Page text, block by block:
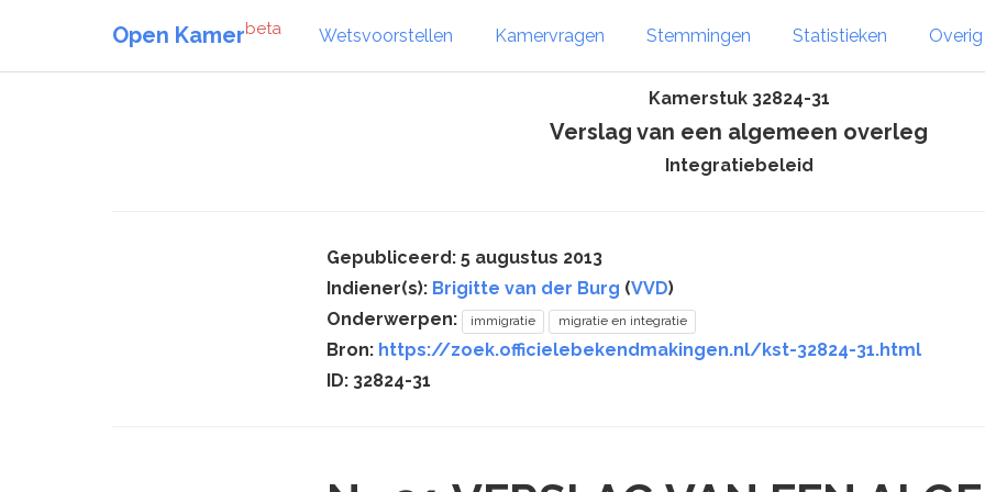
Open Kamerbeta Wetsvoorstellen Kamervragen Stemmingen Statistieken
Kamerstuk 32824-31
Verslag van een algemeen overleg
Integratiebeleid
Gepubliceerd: 5 augustus 2013
Indiener(s): Brigitte van der Burg (VVD)
Onderwerpen:
immigratie migratie en integratie
Bron: https://zoek.officielebekendmakingen.nl/kst-32824-31.html
ID: 32824-31